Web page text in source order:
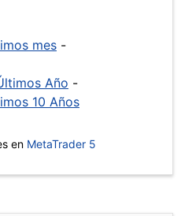
mes -
Año -
10 Años
en MetaTrader 5